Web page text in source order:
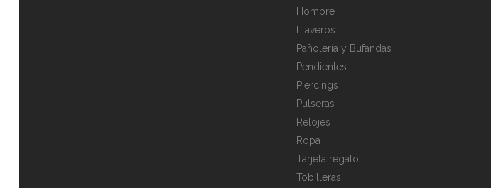
Hombre
Llaveros
Pañolería y Bufandas
Pendientes
Piercings
Pulseras
Relojes
Ropa
Tarjeta regalo
Tobilleras